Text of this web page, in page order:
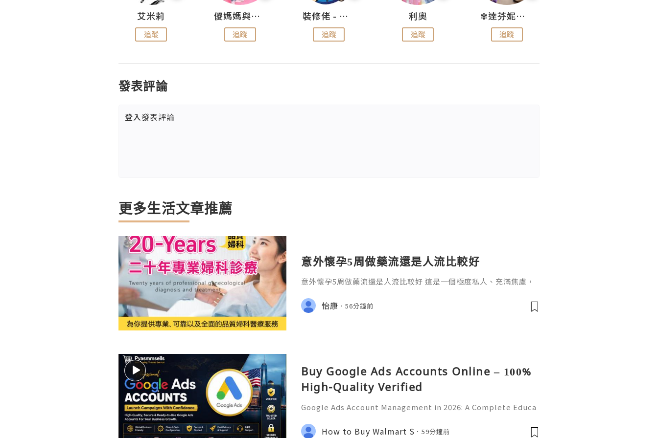
艾米莉
追蹤
儍媽媽與兩隻小魔怪之家
追蹤
裝修佬 - 香港一站式網上裝修平台
追蹤
利奧
追蹤
✾達芬妮•愛孩子•愛生活✾
追蹤
發表評論
登入發表評論
更多生活文章推薦
意外懷孕5周做藥流還是人流比較好
意外懷孕5周做藥流還是人流比較好 這是一個極度私人、充滿焦慮，
慌的女性，顫抖地問出這句話：「醫生，我該選哪一種？哪個比較不
傷身體？」
怡康 56分鐘前
Buy Google Ads Accounts Online – 100%
High-Quality Verified
Google Ads Account Management in 2026: A Complete Educa
tion In today's digital world, understanding online platform
How to Buy Walmart S 59分鐘前